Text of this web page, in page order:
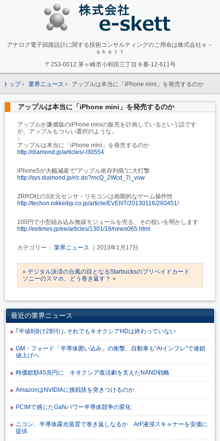
アナログ電子回路設計に関する技術コンサルティングのご用命は株式会社ｅ－
ｓｋｅｔｔ
〒253-0012 茅ヶ崎市小和田三丁目８番-12-611号
トップ› 業界ニュース› アップルは本当に「iPhone mini」を発売するのか
アップルは本当に「iPhone mini」を発売するのか
アップルが廉価版のiPhone miniの販売を計画しているという話です
が、アップルもつらい選択のような。
↓
アップルは本当に「iPhone mini」を発売するのか
http://diamond.jp/articles/-/30554
iPhone5が大幅減産で“アップル依存列島”に大打撃
http://sys.diamond.jp/r/c.do?mcQ_2Wcd_7i_vow
ZRRO社の3次元センサ・リモコンは画期的なゲーム操作性
http://techon.nikkeibp.co.jp/article/EVENT/20130116/260451/
100円で小型組み込み無線モジュールを売る、その狙いを明かします
http://eetimes.jp/ee/articles/1301/16/news065.html
カテゴリー： 業界ニュース ｜2013年1月17日
« デジタル決済の台風の目となるStarbucksのプリペイドカード
ソニーのスマホ、どう巻き返す？ »
最近の業界ニュース
｢半値8掛け2割引｣､それでもキオクシアHDは終わっていない
GM・フォード「半導体囲い込み」の衝撃…自動車も“AIインフレ”で連鎖
値上げへ
時価総額45兆円に キオクシア復活劇を支えたNAND戦略
AmazonはNVIDIAに挑戦状を突きつけるのか
PCIMで感じたGaNパワー半導体競争の変化
ニコン、半導体露光装置で巻き返しなるか ArF液浸スキャナーを安価に
提供